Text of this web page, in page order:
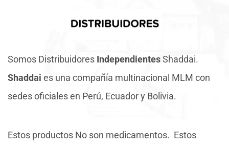
Somos Distribuidores IndependientesShaddai.
Shaddai es una compañía multinacional MLM con
sedes oficiales en Perú, Ecuador y Bolivia.
Estos productos No son medicamentos. Estos